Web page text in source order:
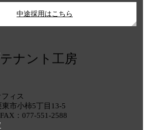
中途採用はこちら
ィス
市小柿5丁目13-5
：077-551-2588